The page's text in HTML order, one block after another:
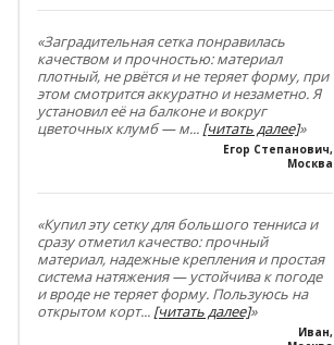
«Заградительная сетка понравилась
качеством и прочностью: материал
плотный, не рвётся и не теряет форму, при
этом смотрится аккуратно и незаметно. Я
установил её на балконе и вокруг
цветочных клумб — м... [читать далее]»
Егор Степанович,
Москва
«Купил эту сетку для большого тенниса и
сразу отметил качество: прочный
материал, надежные крепления и простая
система натяжения — устойчива к погоде
и вроде не теряет форму. Пользуюсь на
открытом корт... [читать далее]»
Иван,